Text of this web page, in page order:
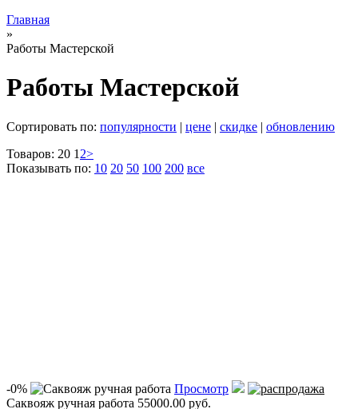
Главная
»
Работы Мастерской
Работы Мастерской
Сортировать по: популярности | цене | скидке | обновлению
Товаров: 20 1 2>
Показывать по: 10 20 50 100 200 все
-0%
Просмотр
Саквояж ручная работа 55000.00 руб.